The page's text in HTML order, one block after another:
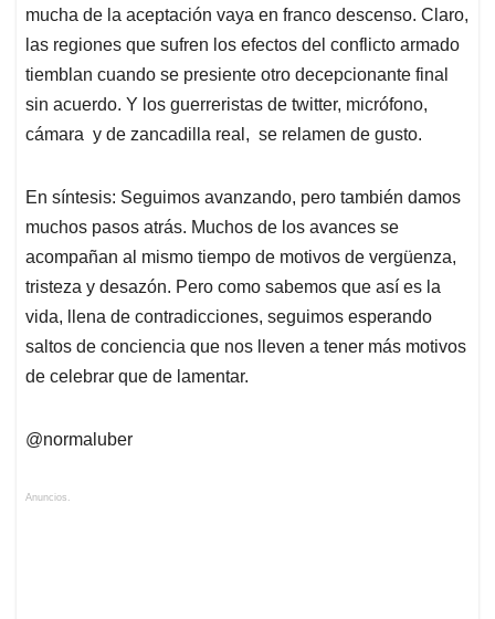
mucha de la aceptación vaya en franco descenso. Claro,
las regiones que sufren los efectos del conflicto armado
tiemblan cuando se presiente otro decepcionante final
sin acuerdo. Y los guerreristas de twitter, micrófono,
cámara y de zancadilla real, se relamen de gusto.
En síntesis: Seguimos avanzando, pero también damos
muchos pasos atrás. Muchos de los avances se
acompañan al mismo tiempo de motivos de vergüenza,
tristeza y desazón. Pero como sabemos que así es la
vida, llena de contradicciones, seguimos esperando
saltos de conciencia que nos lleven a tener más motivos
de celebrar que de lamentar.
@normaluber
Anuncios.